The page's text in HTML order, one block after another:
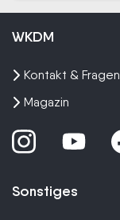
WKDM
Kontakt & Fragen
Magazin
Sonstiges